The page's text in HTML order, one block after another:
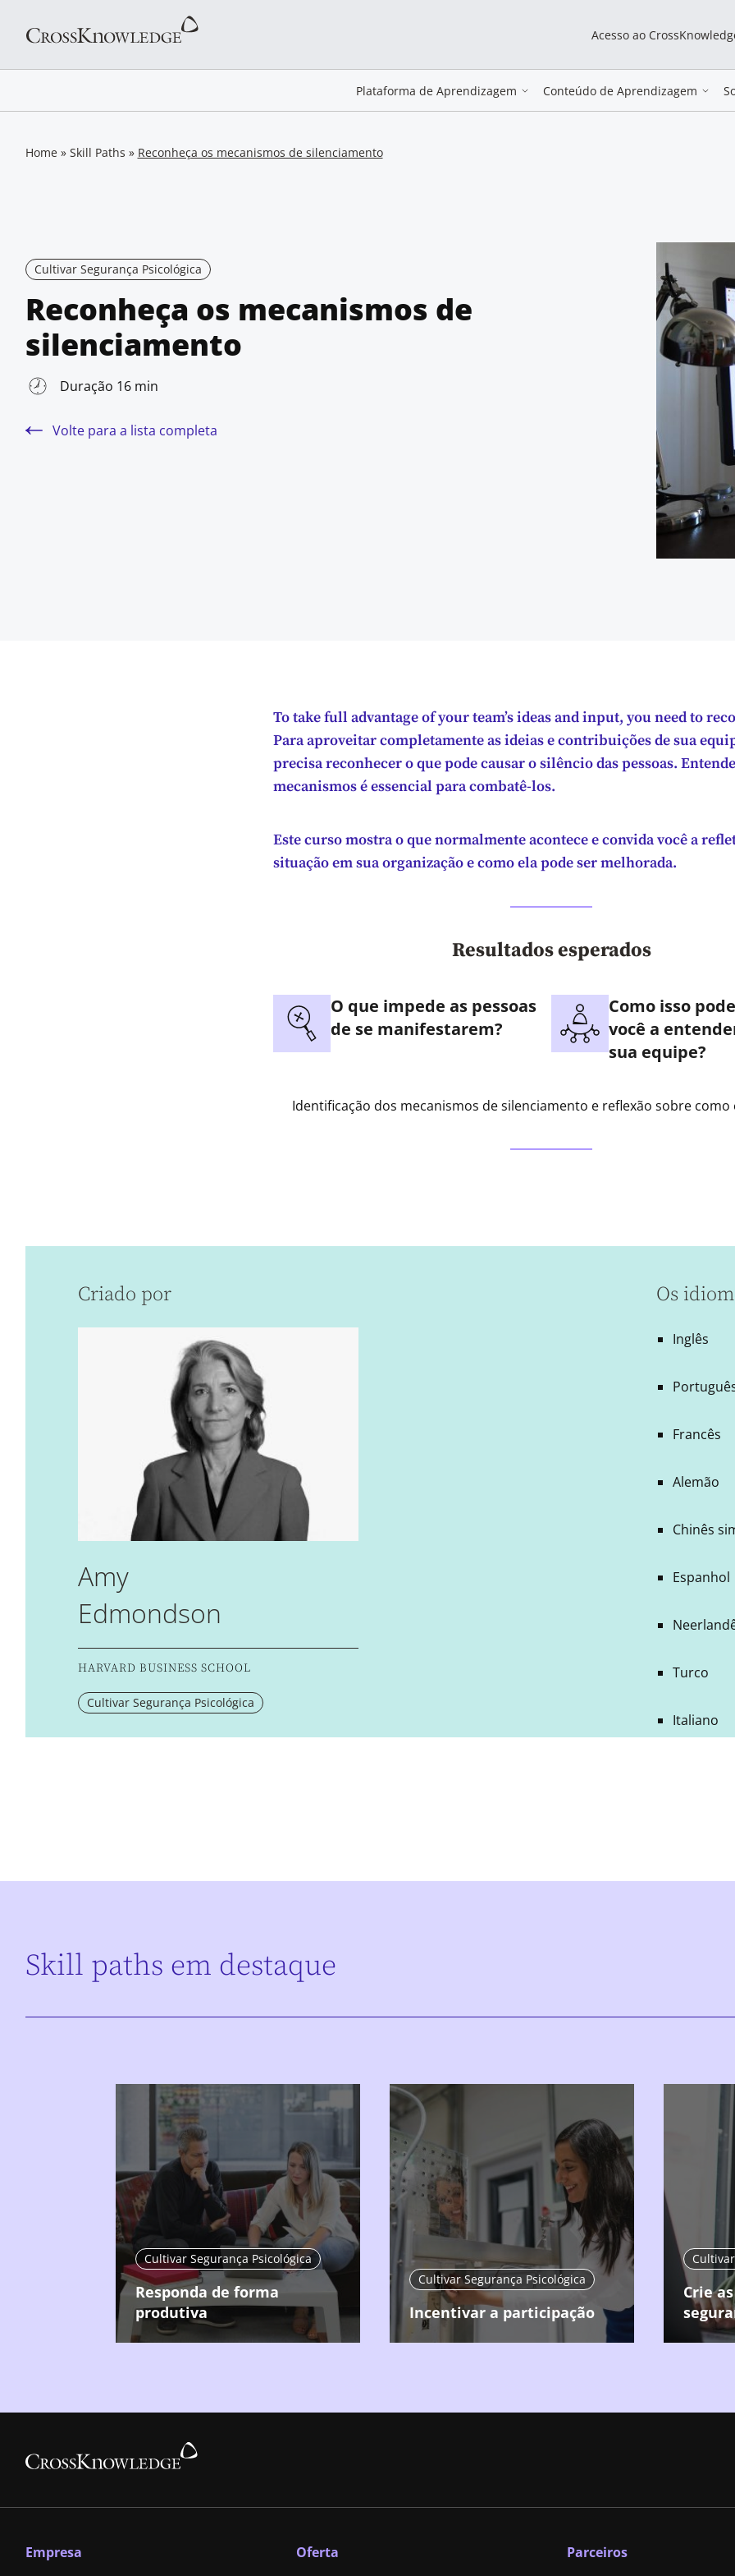
Acesso ao
Plataforma de Aprendizagem Conteúdo de Aprendizagem
Home» Skill Paths » Reconheça os mecanismos de silenciamento
Cultivar Segurança Psicológica
Reconheça os mecanismos de
silenciamento
Duração 16 min
Volte para a lista completa
To take full advantage of your team’s ideas and input, you need to
Para aproveitar completamente as ideias e contribuições de sua
precisa reconhecer o que pode causar o silêncio das pessoas.
mecanismos é essencial para combatê-los.
Este curso mostra o que normalmente acontece e convida você a
situação em sua organização e como ela pode ser melhorada.
Resultados esperados
O que impede as pessoas
de se manifestarem?
Como isso
você a
sua equipe?
Identificação dos mecanismos de silenciamento e reflexão sobre como
Criado por
Amy
Edmondson
HARVARD BUSINESS SCHOOL
Cultivar Segurança Psicológica
Os
Inglês
Francês
Alemão
Chinês
Espanhol
Turco
Italiano
Skill paths em destaque
Cultivar Segurança Psicológica
Responda de forma
produtiva
Cultivar Segurança Psicológica
Incentivar a participação
Crie
Empresa Oferta Parceiros